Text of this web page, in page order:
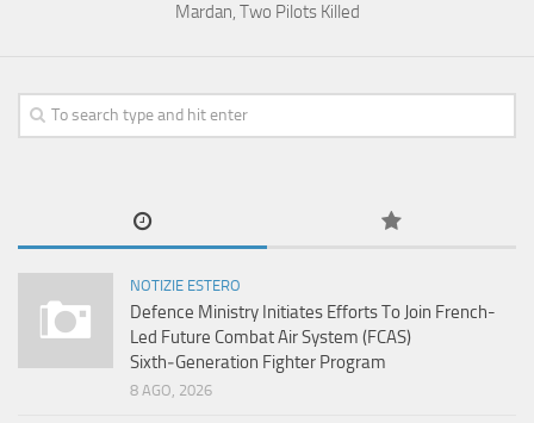
Mardan, Two Pilots Killed
NOTIZIE ESTERO
Defence Ministry Initiates Efforts To Join French-
Led Future Combat Air System (FCAS)
Sixth‑Generation Fighter Program
8 AGO, 2026